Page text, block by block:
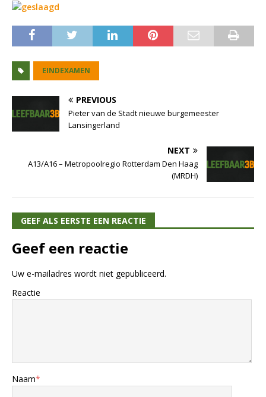
EINDEXAMEN
PREVIOUS
Pieter van de Stadt nieuwe burgemeester
Lansingerland
NEXT
A13/A16 – Metropoolregio Rotterdam Den Haag
(MRDH)
GEEF ALS EERSTE EEN REACTIE
Geef een reactie
Uw e-mailadres wordt niet gepubliceerd.
Reactie
Naam*